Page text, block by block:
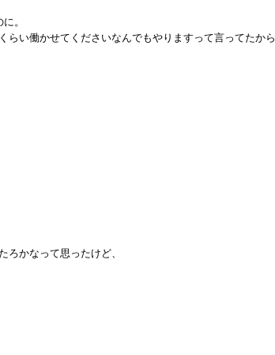
。
い働かせてくださいなんでもやりますって言ってたから
かなって思ったけど、